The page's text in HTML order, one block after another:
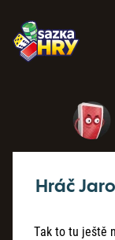
Hráč
Tak to tu ještě